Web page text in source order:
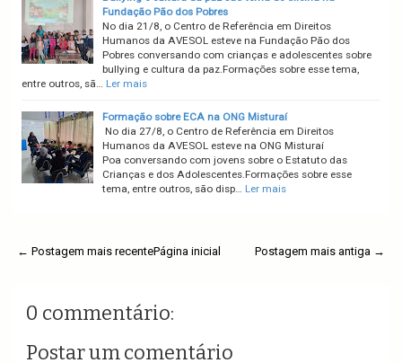
Fundação Pão dos Pobres
No dia 21/8, o Centro de Referência em Direitos
Humanos da AVESOL esteve na Fundação Pão dos
Pobres conversando com crianças e adolescentes sobre
bullying e cultura da paz.Formações sobre esse tema,
entre outros, sã… Ler mais
Formação sobre ECA na ONG Misturaí
No dia 27/8, o Centro de Referência em Direitos
Humanos da AVESOL esteve na ONG Misturaí
Poa conversando com jovens sobre o Estatuto das
Crianças e dos Adolescentes.Formações sobre esse
tema, entre outros, são disp… Ler mais
← Postagem mais recente Postagem mais antiga →
Página inicial
0 commentário:
Postar um comentário